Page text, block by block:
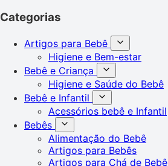
Categorias
Artigos para Bebê
Higiene e Bem-estar
Bebê e Criança
Higiene e Saúde do Bebê
Bebê e Infantil
Acessórios bebê e Infantil
Bebês
Alimentação do Bebê
Artigos para Bebês
Artigos para Chá de Bebê